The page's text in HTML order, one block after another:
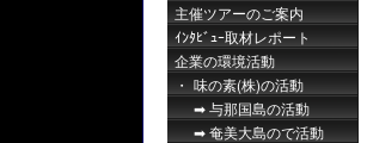
主催ツアーのご案内
ｲﾝﾀﾋﾞｭｰ取材レポート
企業の環境活動
味の素(株)の活動
与那国島の活動
奄美大島ので活動